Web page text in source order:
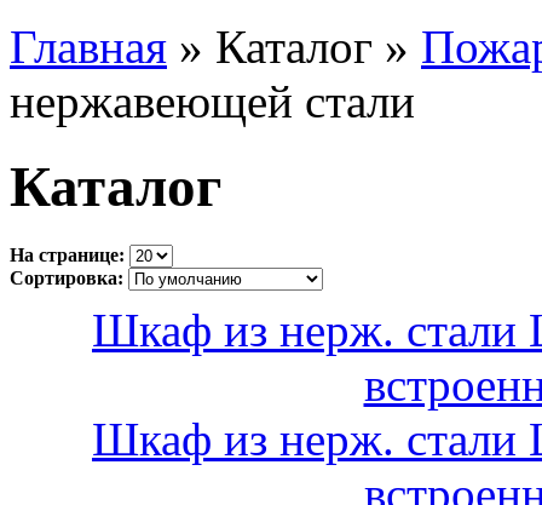
Главная » Каталог »
нержавеющей стали
Каталог
На странице:
Сортировка:
Шкаф из нерж.
Шкаф из нерж.